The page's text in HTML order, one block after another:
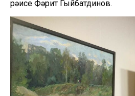
рәисе Фәрит Гыйбатдинов.